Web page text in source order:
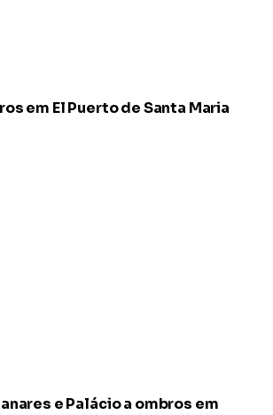
em El Puerto de Santa Maria
e Palácio a ombros em